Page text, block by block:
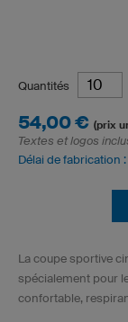
Quantités
54,00 € (prix
Textes et logos
Délai de fabrication
La coupe sportive
spécialement pour
confortable,